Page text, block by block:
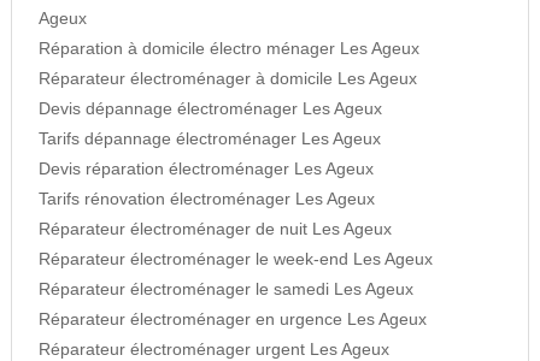
Ageux
Réparation à domicile électro ménager Les Ageux
Réparateur électroménager à domicile Les Ageux
Devis dépannage électroménager Les Ageux
Tarifs dépannage électroménager Les Ageux
Devis réparation électroménager Les Ageux
Tarifs rénovation électroménager Les Ageux
Réparateur électroménager de nuit Les Ageux
Réparateur électroménager le week-end Les Ageux
Réparateur électroménager le samedi Les Ageux
Réparateur électroménager en urgence Les Ageux
Réparateur électroménager urgent Les Ageux